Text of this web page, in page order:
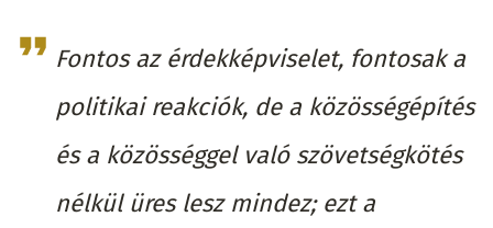
Fontos az érdekképviselet, fontosak a
politikai reakciók, de a közösségépítés
és a közösséggel való szövetségkötés
nélkül üres lesz mindez; ezt a